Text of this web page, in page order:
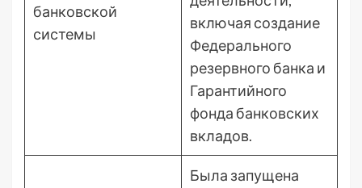
банковской
системы
включая создание
Федерального
резервного банка и
Гарантийного
фонда банковских
вкладов.
Была запущена